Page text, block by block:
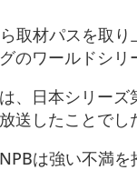
取材パスを取
のワールドシリ
、日本シリー
送したことでし
は強い不満を